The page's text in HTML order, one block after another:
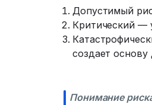
Допустимый
Критический —
создает основу
Понимание